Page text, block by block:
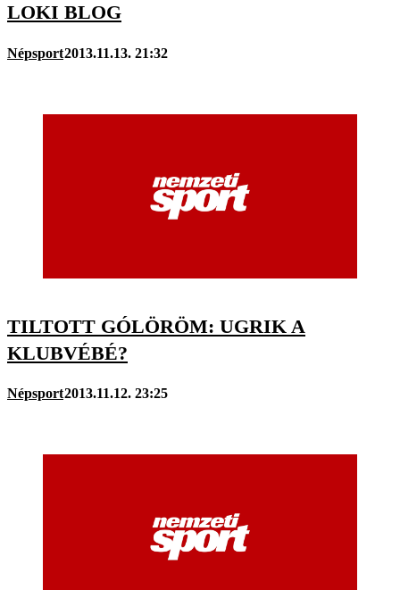
LOKI BLOG
Népsport2013.11.13. 21:32
TILTOTT GÓLÖRÖM: UGRIK A
KLUBVÉBÉ?
Népsport2013.11.12. 23:25